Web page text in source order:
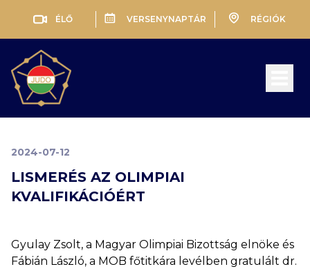
ÉLŐ VERSENYNAPTÁR RÉGIÓK
2024-07-12
LISMERÉS AZ OLIMPIAI
KVALIFIKÁCIÓÉRT
Gyulay Zsolt, a Magyar Olimpiai Bizottság elnöke és
Fábián László, a MOB főtitkára levélben gratulált dr.